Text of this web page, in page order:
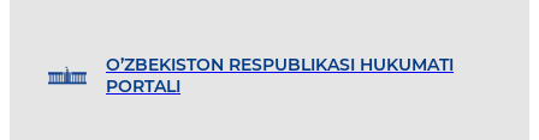
O’ZBEKISTON RESPUBLIKASI HUKUMATI
PORTALI